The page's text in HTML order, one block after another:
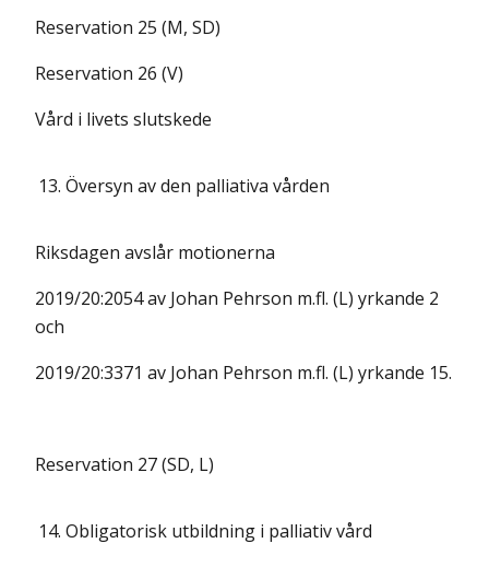
Reservation 25 (M, SD)
Reservation 26 (V)
Vård i livets slutskede
13. Översyn av den palliativa vården
Riksdagen avslår motionerna
2019/20:2054 av Johan Pehrson m.fl. (L) yrkande 2
och
2019/20:3371 av Johan Pehrson m.fl. (L) yrkande 15.
Reservation 27 (SD, L)
14. Obligatorisk utbildning i palliativ vård